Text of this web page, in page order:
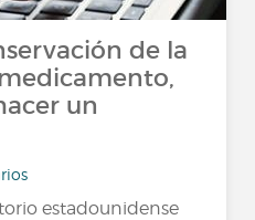
de la
un
estadounidense